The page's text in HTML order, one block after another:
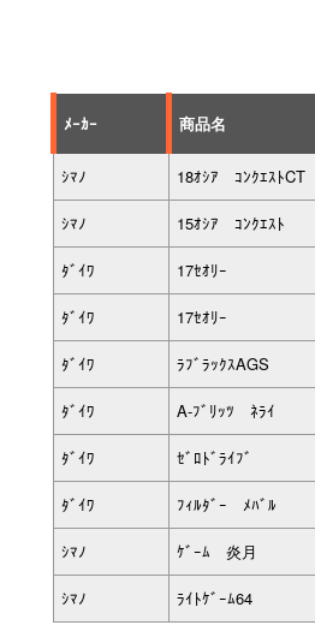
ﾒｰｶｰ 商品名
ｼﾏﾉ 18ｵｼｱ ｺﾝｸｴｽﾄCT
ｼﾏﾉ 15ｵｼｱ ｺﾝｸｴｽﾄ
ﾀﾞｲﾜ 17ｾｵﾘｰ
ﾀﾞｲﾜ 17ｾｵﾘｰ
ﾀﾞｲﾜ ﾗﾌﾞﾗｯｸｽAGS
ﾀﾞｲﾜ A-ﾌﾞﾘｯﾂ ﾈﾗｲ
ﾀﾞｲﾜ ｾﾞﾛﾄﾞﾗｲﾌﾞ
ﾀﾞｲﾜ ﾌｨﾙﾀﾞｰ ﾒﾊﾞﾙ
ｼﾏﾉ ｹﾞｰﾑ 炎月
ｼﾏﾉ ﾗｲﾄｹﾞｰﾑ64